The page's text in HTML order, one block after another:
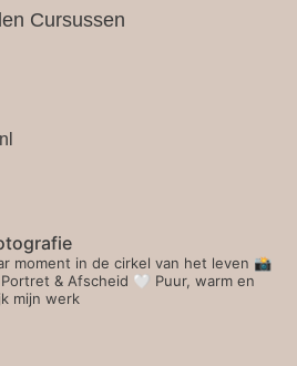
Cursussen
moment in de cirkel van het leven 📸
& Afscheid 🤍 Puur, warm en
mijn werk